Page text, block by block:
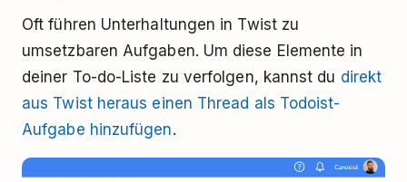
Oft führen Unterhaltungen in Twist zu
umsetzbaren Aufgaben. Um diese Elemente in
deiner To-do-Liste zu verfolgen, kannst du direkt
aus Twist heraus einen Thread als Todoist-
Aufgabe hinzufügen.